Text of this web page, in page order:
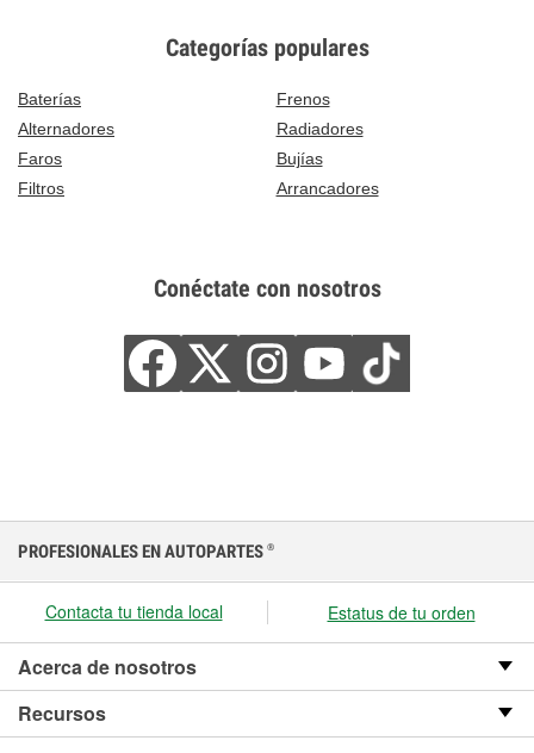
Categorías populares
Baterías
Frenos
Alternadores
Radiadores
Faros
Bujías
Filtros
Arrancadores
Conéctate con nosotros
PROFESIONALES EN AUTOPARTES ®
Contacta tu tienda local Estatus de tu orden
Acerca de nosotros
Recursos